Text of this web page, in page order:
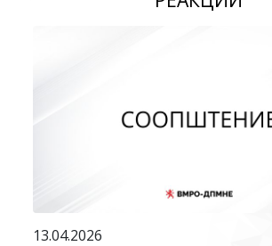
13.04.2026